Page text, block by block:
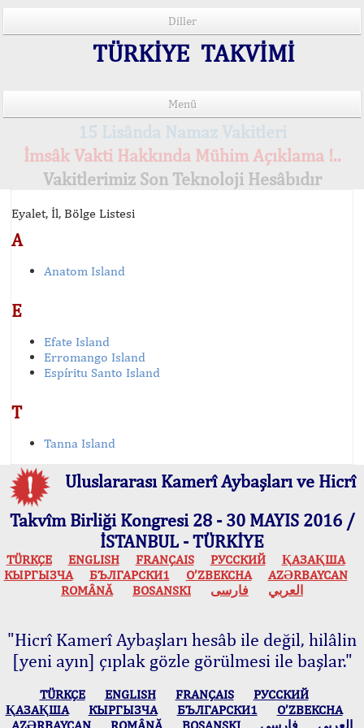
Diller
TÜRKİYE TAKVİMİ
Menü
15 Lisânda Namaz Vakitleri
İmsâk Vakti Hakkında Mühim Açıklama !..
Vakitlerimiz Son Teknoloji Hesâbıdır
Eyalet, İl, Bölge Listesi
A
Anatom Island
E
Efate Island
Erromango Island
Espíritu Santo Island
T
Tanna Island
Uluslararası Kamerî Aybaşları ve Hicrî
Takvîm Birliği Kongresi 28 - 30 MAYIS 2016 /
İSTANBUL - TÜRKİYE
TÜRKÇE ENGLISH FRANÇAIS РУССКИЙ
ҚАЗАҚША
КЫPГЫЗЧA
БЪЛГАРСКИ1 O’ZBEKCHA
AZӘRBAYCAN
ROMÂNĂ
BOSANSKI العربي فارسی
"Hicrî Kamerî Aybaşları hesâb ile değil, hilâlin
[yeni ayın] çıplak gözle görülmesi ile başlar."
TÜRKÇE ENGLISH FRANÇAIS
РУССКИЙ
ҚАЗАҚША
КЫPГЫЗЧA БЪЛГАРСКИ1
O’ZBEKCHA